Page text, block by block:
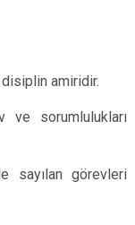
amiridir.
ve sorumlulukları
sayılan görevleri